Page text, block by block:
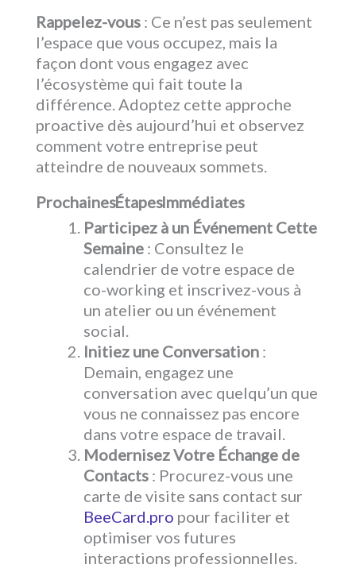
Rappelez-vous : Ce n’est pas seulement
l’espace que vous occupez, mais la
façon dont vous engagez avec
l’écosystème qui fait toute la
différence. Adoptez cette approche
proactive dès aujourd’hui et observez
comment votre entreprise peut
atteindre de nouveaux sommets.
Prochaines Étapes Immédiates
Participez à un Événement Cette
Semaine : Consultez le
calendrier de votre espace de
co-working et inscrivez-vous à
un atelier ou un événement
social.
Initiez une Conversation :
Demain, engagez une
conversation avec quelqu’un que
vous ne connaissez pas encore
dans votre espace de travail.
Modernisez Votre Échange de
Contacts : Procurez-vous une
carte de visite sans contact sur
BeeCard.pro pour faciliter et
optimiser vos futures
interactions professionnelles.